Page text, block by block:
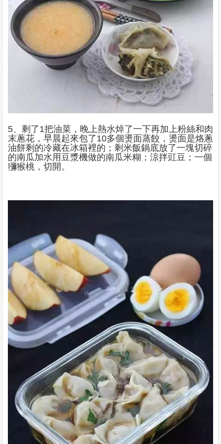
5、剩了1把油菜，晚上熱水焯了一下再加上粉絲和肉
末蔥花，早晨起來包了10多個燙面蒸餃，燙面是烙蔥
油餅剩的冷藏在冰箱裡的；剩米飯鍋底放了一塊切碎
的南瓜加水用豆漿機做的南瓜米糊；涼拌豇豆；一個
獼猴桃，切開。